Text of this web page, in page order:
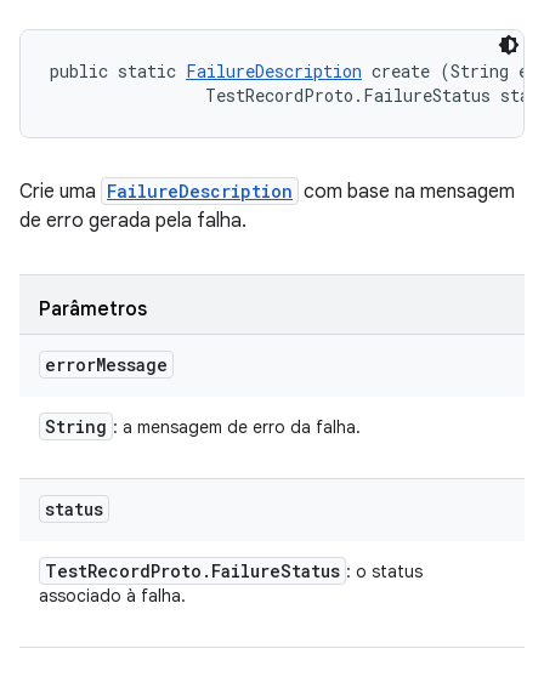
public static FailureDescription create (String
TestRecordProto.FailureStatus
Crie uma FailureDescription com base na mensagem
de erro gerada pela falha.
Parâmetros
errorMessage
String : a mensagem de erro da falha.
status
TestRecordProto . FailureStatus : o status
associado à falha.